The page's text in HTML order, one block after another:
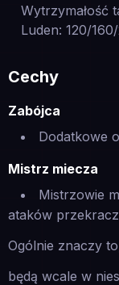
Wytrzymałość
Luden: 120/
Cechy
Zabójca
Dodatkowe
Mistrz miecza
Mistrzowie
ataków
Ogólnie znaczy
będą wcale w